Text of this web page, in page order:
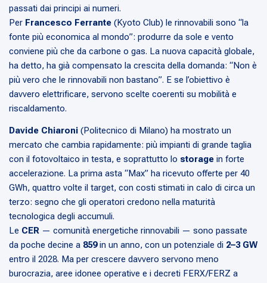
passati dai principi ai numeri.
Per Francesco Ferrante (Kyoto Club) le rinnovabili sono “la
fonte più economica al mondo”: produrre da sole e vento
conviene più che da carbone o gas. La nuova capacità globale,
ha detto, ha già compensato la crescita della domanda: “Non è
più vero che le rinnovabili non bastano”. E se l’obiettivo è
davvero elettrificare, servono scelte coerenti su mobilità e
riscaldamento.
Davide Chiaroni (Politecnico di Milano) ha mostrato un
mercato che cambia rapidamente: più impianti di grande taglia
con il fotovoltaico in testa, e soprattutto lo storage in forte
accelerazione. La prima asta “Max” ha ricevuto offerte per 40
GWh, quattro volte il target, con costi stimati in calo di circa un
terzo: segno che gli operatori credono nella maturità
tecnologica degli accumuli.
Le CER — comunità energetiche rinnovabili — sono passate
da poche decine a 859in un anno, con un potenziale di 2–3 GW
entro il 2028. Ma per crescere davvero servono meno
burocrazia, aree idonee operative e i decreti FERX/FERZ a